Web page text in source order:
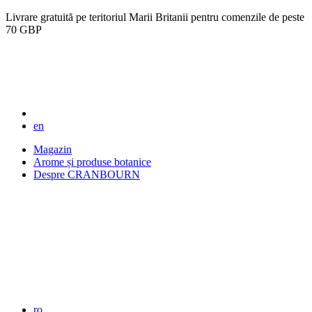
Livrare gratuită pe teritoriul Marii Britanii pentru comenzile de peste
70 GBP
en
Magazin
Arome și produse botanice
Despre CRANBOURN
ro